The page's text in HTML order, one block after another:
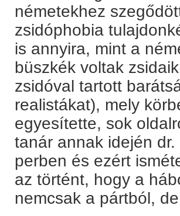
németekhez
zsidóphobia
is annyira, mint a
büszkék voltak
zsidóval tartott
realistákat), mely
egyesítette, sok
tanár annak idején
perben és ezért
az történt, hogy a
nemcsak a pártból,